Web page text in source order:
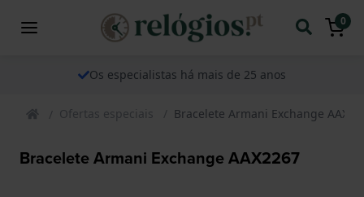
0
Os especialistas há mais de 25 anos
Ofertas especiais Bracelete Armani Exchange
Bracelete Armani Exchange AAX2267